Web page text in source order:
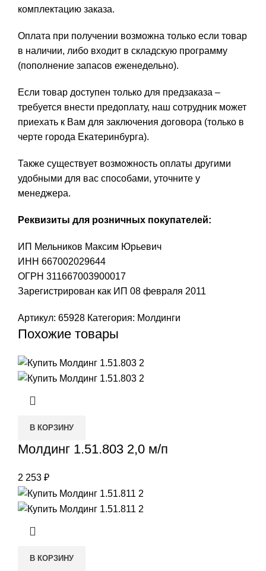
комплектацию заказа.
Оплата при получении возможна только если товар
в наличии, либо входит в складскую программу
(пополнение запасов еженедельно).
Если товар доступен только для предзаказа –
требуется внести предоплату, наш сотрудник может
приехать к Вам для заключения договора (только в
черте города Екатеринбурга).
Также существует возможность оплаты другими
удобными для вас способами, уточните у
менеджера.
Реквизиты для розничных покупателей:
ИП Мельников Максим Юрьевич
ИНН 667002029644
ОГРН 311667003900017
Зарегистрирован как ИП 08 февраля 2011
Артикул: 65928 Категория: Молдинги
Похожие товары
В КОРЗИНУ
Молдинг 1.51.803 2,0 м/п
2 253 ₽
В КОРЗИНУ